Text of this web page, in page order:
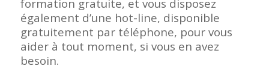
formation gratuite, et vous disposez
également d’une hot-line, disponible
gratuitement par téléphone, pour vous
aider à tout moment, si vous en avez
besoin.